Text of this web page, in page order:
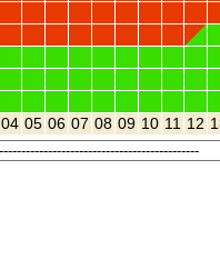
04 05 06 07 08 09 10 11 12